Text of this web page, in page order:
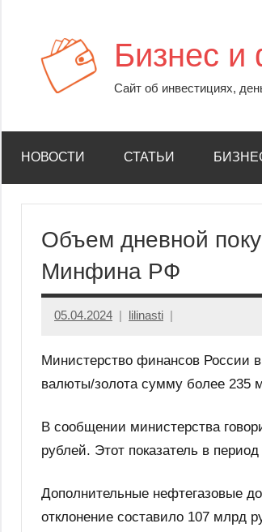
содержимому
Бизнес
Сайт об инвестициях,
НОВОСТИ СТАТЬИ
Объем дневной
Минфина РФ
05.04.2024 lilinasti
Министерство финансов России
валюты/золота сумму более 235
В сообщении министерства
рублей. Этот показатель в
Дополнительные нефтегазовые
отклонение составило 107 млрд